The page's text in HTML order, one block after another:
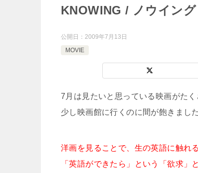
KNOWING / ノウイング
公開日： 2009年7月13日
MOVIE
7月は見たいと思っている映画がたく
少し映画館に行くのに間が飽きまし
洋画を見ることで、生の英語に触れ
「英語ができたら」という「欲求」と